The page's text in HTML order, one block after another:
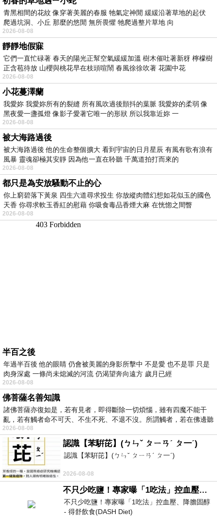
青黑相間的花紋 像穿著美麗的春服 牠氣定神閒 緩緩沿著草地的起伏
爬過坑洞、小丘 那麼的悠閒 無所畏懼 牠爬過整片草地 向
2026-08-08
靜靜地假寐
它們一直忙碌著 春天的陽光正幫空氣緩緩加溫 樹木催吐著新枒 檸檬樹
正含苞待放 山櫻與桃花早在枝頭喧鬧 春風徐徐吹著 花園中花
2026-08-08
小花蔓澤蘭
我愛妳 我愛妳所有的裂縫 所有風吹過後顫抖的葉脈 我愛妳的柔弱 像
黑夜愛一盞孤燈 像影子愛著它唯一的形狀 所以我靠近妳 一
2026-08-08
被大海路過後
被大海路過後 他的生命整個擴大 看到宇宙的日月星辰 有風有歌有浪有
風暴 靈魂卻極其安靜 因為他一直在聆聽 千萬道拍打而來的
2026-08-08
都只是為安放騷動不止的心
你上窮碧落下黃泉 四生六道尋求投生 你放縱肉體幻想如花似玉的國色
天香 你尋求軟玉香紅的慰藉 你吸食毒品香煙大麻 在恍惚之間瞥
2026-08-08
半百之後
年過半百後 他的眼睛 仍會被美麗的身影所擊中 不是愛 也不是罪 只是
肉身深處 一條尚未熄滅的河流 仍渴望奔向遠方 歲月已經
2026-08-08
佛菩薩名善知識
諸佛菩薩亦復如是，若有見者，即得斷除一切煩惱，雖有四魔不能干
亂，若有觸者命不可夭、不生不死、不退不沒。所謂觸者，若在佛邊聽
受
2026-08-08
認識【苯騈芘】(ㄅㄣˇ ㄆㄧㄢˊ ㄆ一ˊ)
認識【苯騈芘】(ㄅㄣˇ ㄆㄧㄢˊ ㄆ一ˊ)
2026-08-08
不只少吃鹽！專家曝「1吃法」控血壓、降膽固醇 - 得舒飲食(DASH Diet)
不只少吃鹽！專家曝「1吃法」控血壓、降膽固醇
- 得舒飲食(DASH Diet)